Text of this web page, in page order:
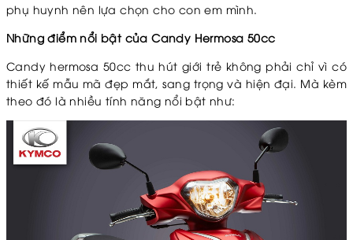
phụ huynh nên lựa chọn cho con em mình.
Những điểm nổi bật của Candy Hermosa 50cc
Candy hermosa 50cc thu hút giới trẻ không phải chỉ vì có
thiết kế mẫu mã đẹp mắt, sang trọng và hiện đại. Mà kèm
theo đó là nhiều tính năng nổi bật như: